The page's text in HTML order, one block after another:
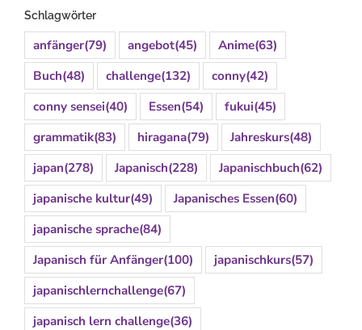
Schlagwörter
anfänger(79) angebot(45) Anime(63)
Buch(48) challenge(132) conny(42)
conny sensei(40) Essen(54) fukui(45)
grammatik(83) hiragana(79) Jahreskurs(48)
japan(278) Japanisch(228) Japanischbuch(62)
japanische kultur(49) Japanisches Essen(60)
japanische sprache(84)
Japanisch für Anfänger(100) japanischkurs(57)
japanischlernchallenge(67)
japanisch lern challenge(36)